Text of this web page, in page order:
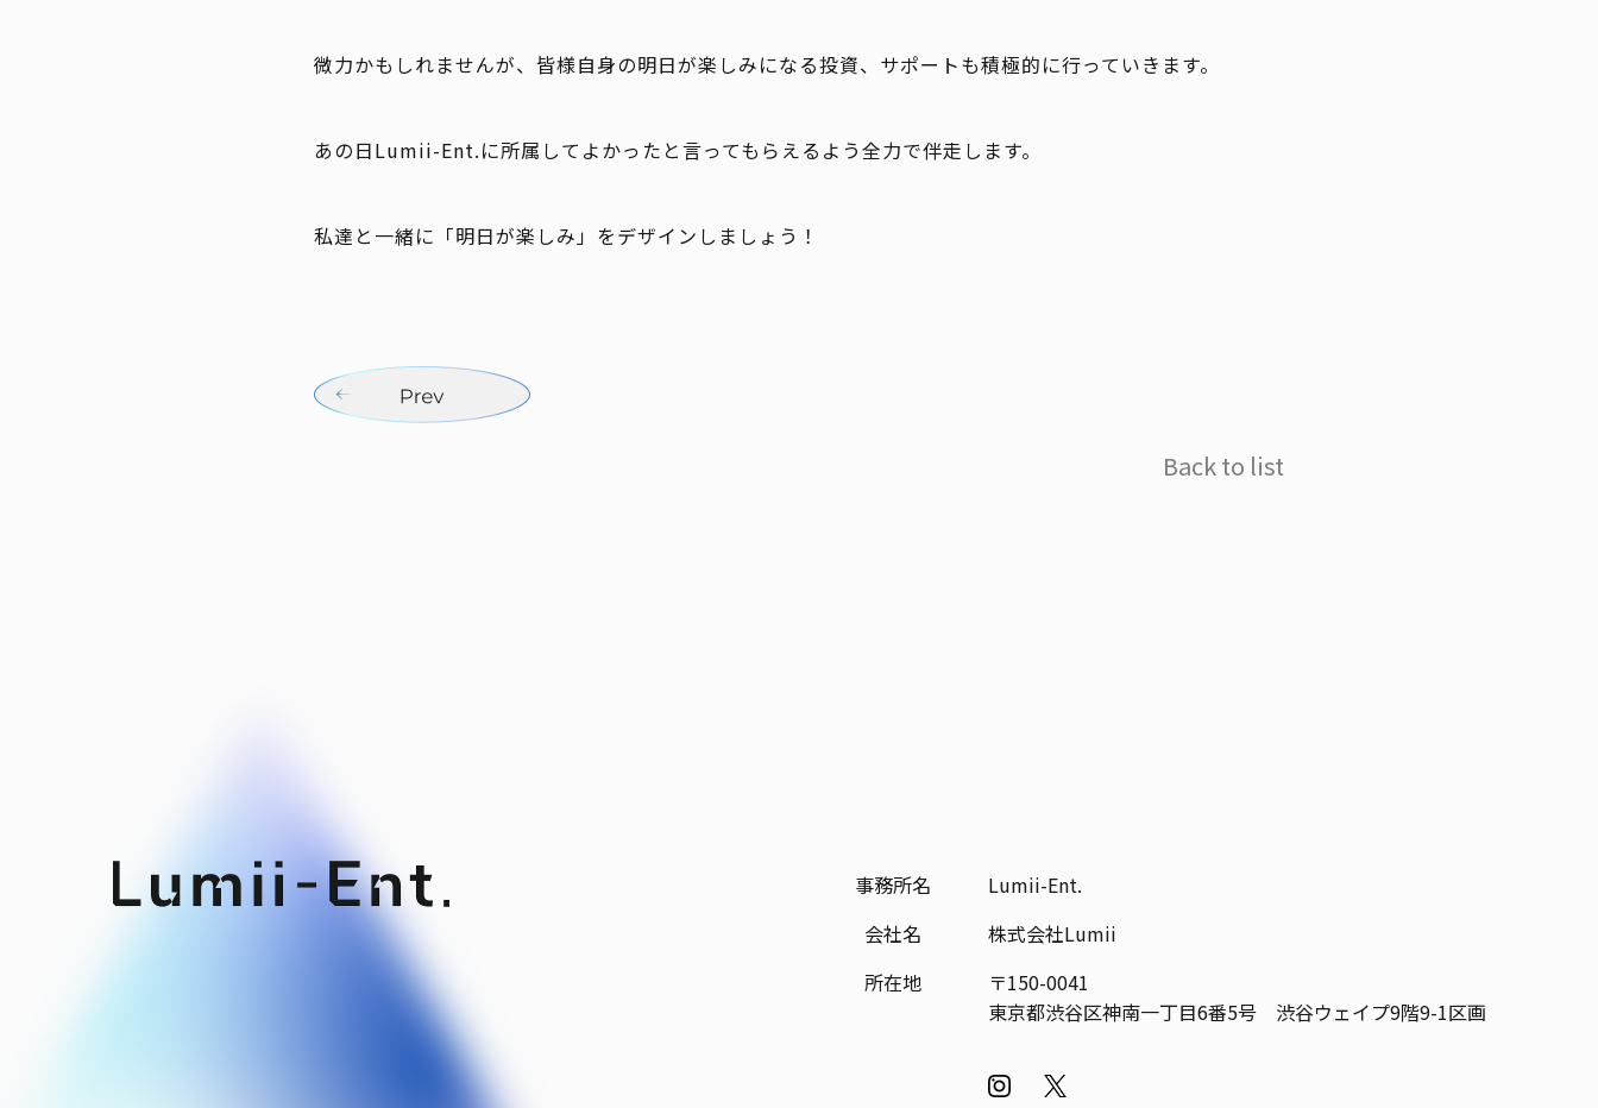
微力かもしれませんが、皆様自身の明日が楽しみになる投資、サポートも積極的に行っていきます。
あの日Lumii-Ent.に所属してよかったと言ってもらえるよう全力で伴走します。
私達と一緒に「明日が楽しみ」をデザインしましょう！
Back to list
事務所名
Lumii-Ent.
会社名
株式会社Lumii
所在地
〒150-0041
東京都渋谷区神南一丁目6番5号 渋谷ウェイプ9階9-1区画